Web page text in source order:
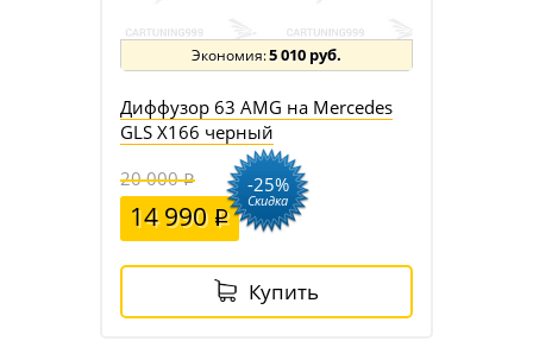
5 010 руб.
Диффузор 63 AMG на Mercedes
GLS X166 черный
20 000
14 990
-25%
Скидка
Купить